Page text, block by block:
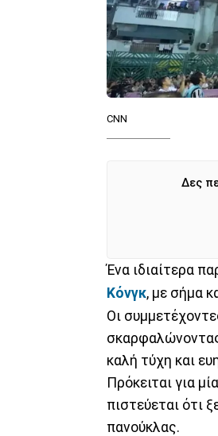
CNN
Δες
Ένα ιδιαίτερα
Κόνγκ, με σήμα
Οι
καλή τύχη και
Πρόκειται για
πιστεύεται ότι
πανούκλας.